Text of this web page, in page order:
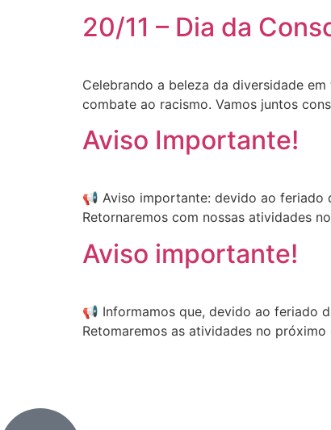
20/11 – Dia da
Celebrando a beleza da diversidade
combate ao racismo. Vamos juntos
Aviso Importante!
📢 Aviso importante: devido ao feriado
Retornaremos com nossas atividades
Aviso importante!
📢 Informamos que, devido ao feriado
Retomaremos as atividades no